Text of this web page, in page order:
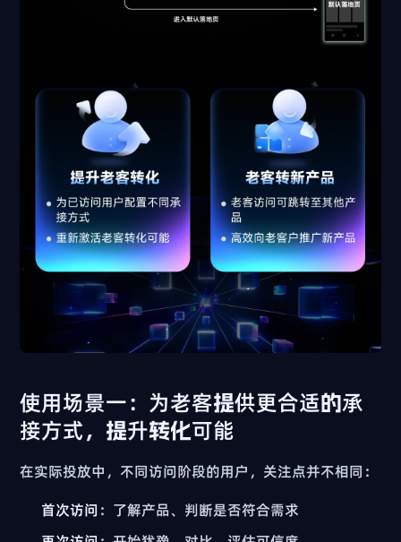
使用场景一：为老客提供更合适的承
接方式，提升转化可能
在实际投放中，不同访问阶段的用户，关注点并不相同：
首次访问 ：了解产品、判断是否符合需求